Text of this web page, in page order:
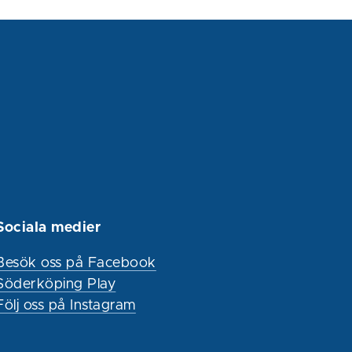
medier
oss på Facebook
Play
oss på Instagram